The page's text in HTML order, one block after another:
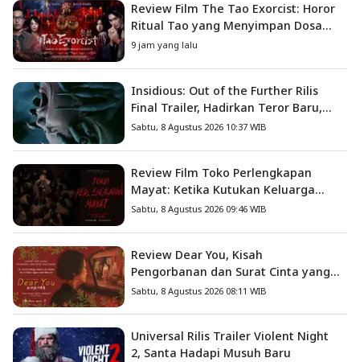
Review Film The Tao Exorcist: Horor
Ritual Tao yang Menyimpan Dosa
Masa Lalu
9 jam yang lalu
Insidious: Out of the Further Rilis
Final Trailer, Hadirkan Teror Baru,
Iblis Kini Masuk ke Dunia Manusia
Sabtu, 8 Agustus 2026 10:37 WIB
Review Film Toko Perlengkapan
Mayat: Ketika Kutukan Keluarga
Menjadi Sumber Teror yang
Sabtu, 8 Agustus 2026 09:46 WIB
Review Dear You, Kisah
Pengorbanan dan Surat Cinta yang
Menyentuh Hati
Sabtu, 8 Agustus 2026 08:11 WIB
Universal Rilis Trailer Violent Night
2, Santa Hadapi Musuh Baru